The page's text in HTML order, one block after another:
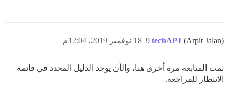
techAPJ (Arpit Jalan) 18 نوفمبر 2019، 12:04م 9
تمت المتابعة مرة أخرى هنا، والآن يوجد الدليل المحدد في قائمة
الانتظار للمراجعة.